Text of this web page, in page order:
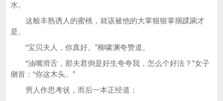
水。
这般丰熟诱人的蜜桃，就该被他的大掌狠狠掌掴蹂躏才
是。
“宝贝夫人，你真好。”柳啸渊夸赞道。
“油嘴滑舌，那夫君倒是好生夸夸我，怎么个好法？”女子
侧首：“你这木头。”
男人作思考状，而后一本正经道：